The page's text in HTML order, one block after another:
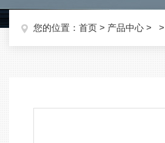
您的位置： 首页 > 产品中心 > >